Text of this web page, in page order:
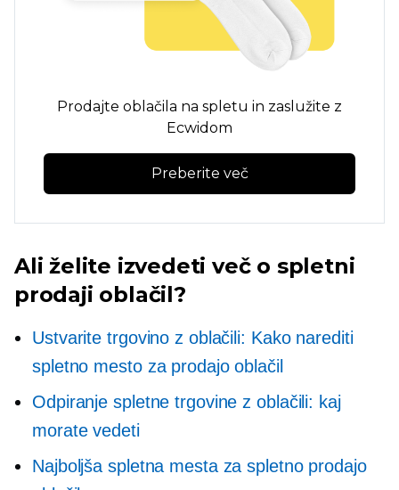
Prodajte oblačila na spletu in zaslužite z
Ecwidom
Preberite več
Ali želite izvedeti več o spletni
prodaji oblačil?
Ustvarite trgovino z oblačili: Kako narediti
spletno mesto za prodajo oblačil
Odpiranje spletne trgovine z oblačili: kaj
morate vedeti
Najboljša spletna mesta za spletno prodajo